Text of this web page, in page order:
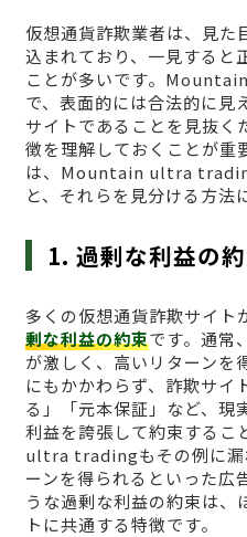
仮想通貨詐欺業者は、見た
込まれており、一見すると
ことが多いです。
で、表面的には合法的に見
サイトであることを見抜く
徴を理解しておくことが重
は、Mountain ultra
と、それらを見分ける方法
1. 過剰な利益の
多くの仮想通貨詐欺サイト
剰な利益の約束です。通常
が激しく、高いリターンを
にもかかわらず、詐欺サイ
る」「元本保証」など、現
利益を誇張して約束する
ultra tradingもその例に漏
ーンを得られるといった広
うな過剰な利益の約束は、
トに共通する特徴です。